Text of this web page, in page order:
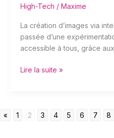
High-Tech / Maxime
La création d’images via
passée d’une
accessible à tous, grâce
Lire la suite »
« 1 2 3 4 5 6 7 8